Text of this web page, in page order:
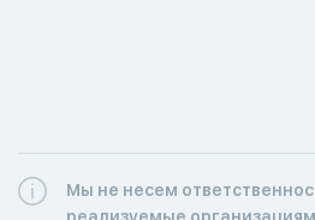
Мы не несем
реализуемые